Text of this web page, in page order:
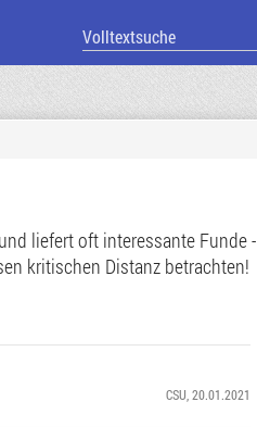
liefert oft interessante Funde -
kritischen Distanz betrachten!
CSU , 20.01.2021